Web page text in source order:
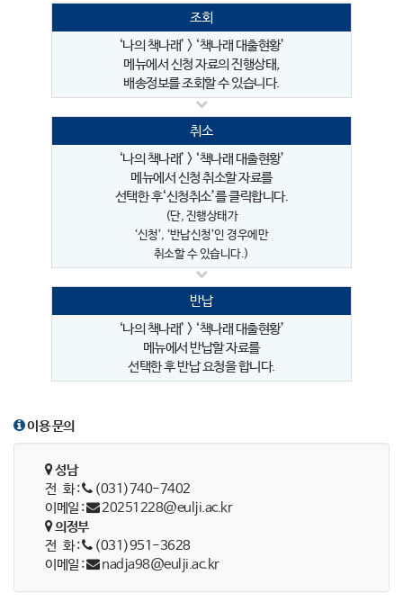
조회
‘나의 책나래’ > ‘책나래 대출현황’
메뉴에서 신청 자료의 진행상태,
배송정보를 조회할 수 있습니다.
취소
‘나의 책나래’ > ‘책나래 대출현황’
메뉴에서 신청 취소할 자료를
선택한 후‘신청취소’를 클릭합니다.
(단, 진행상태가
‘신청’, ‘반납신청’인 경우에만
취소할 수 있습니다.)
반납
‘나의 책나래’ > ‘책나래 대출현황’
메뉴에서 반납할 자료를
선택한 후 반납 요청을 합니다.
이용 문의
성남
전 화 :
(031)740-7402
이메일 :
20251228@eulji.ac.kr
의정부
전 화 :
(031)951-3628
이메일 :
nadja98@eulji.ac.kr